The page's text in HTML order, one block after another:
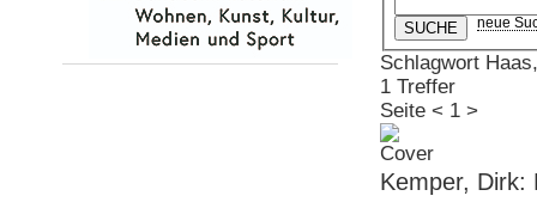
neue
Schlagwort
1 Treffer
Seite < 1 >
Kemper, Dirk: